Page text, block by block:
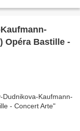
Opéra Bastille -